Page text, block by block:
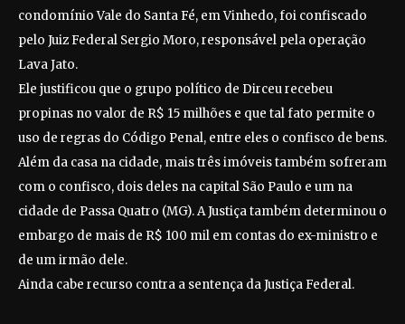
condomínio Vale do Santa Fé, em Vinhedo, foi confiscado
pelo Juiz Federal Sergio Moro, responsável pela operação
Lava Jato.
Ele justificou que o grupo político de Dirceu recebeu
propinas no valor de R$ 15 milhões e que tal fato permite o
uso de regras do Código Penal, entre eles o confisco de bens.
Além da casa na cidade, mais três imóveis também sofreram
com o confisco, dois deles na capital São Paulo e um na
cidade de Passa Quatro (MG). A Justiça também determinou o
embargo de mais de R$ 100 mil em contas do ex-ministro e
de um irmão dele.
Ainda cabe recurso contra a sentença da Justiça Federal.